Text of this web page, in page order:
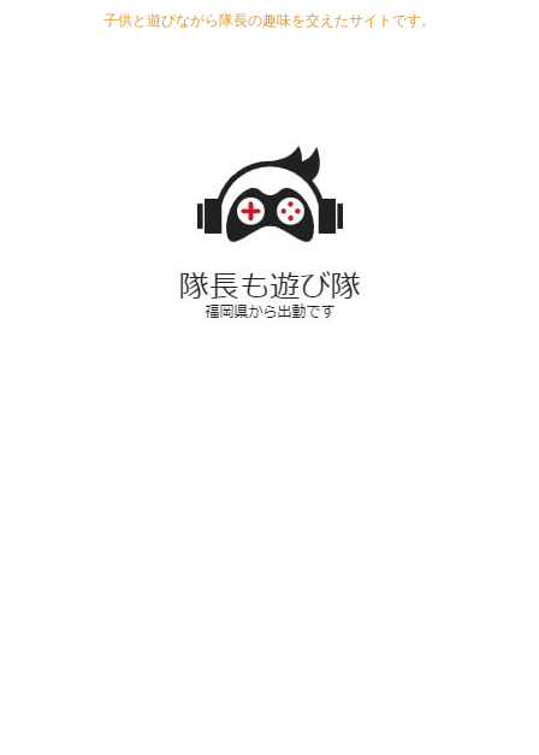
子供と遊びながら隊長の趣味を交えたサイトです。